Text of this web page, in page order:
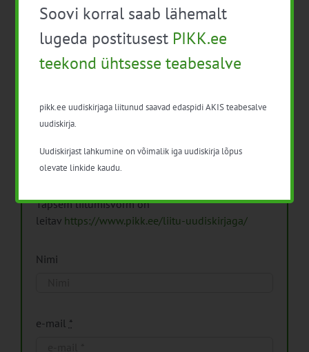
Pikk.ee uudiskirjaga liitumine.
Isikuandmeid töötleme vastavalt
Isikuandmete
Täpsem liitumisvorm on
leitav https://www.pikk.ee/liitu-uudiskirjaga/
Nimi
e-mail *
Soovi korral saab lähemalt
lugeda postitusest PIKK.ee
teekond ühtsesse teabesalve
pikk.ee uudiskirjaga liitunud saavad edaspidi AKIS teabesalve
uudiskirja.
Uudiskirjast lahkumine on võimalik iga uudiskirja lõpus
olevate linkide kaudu.